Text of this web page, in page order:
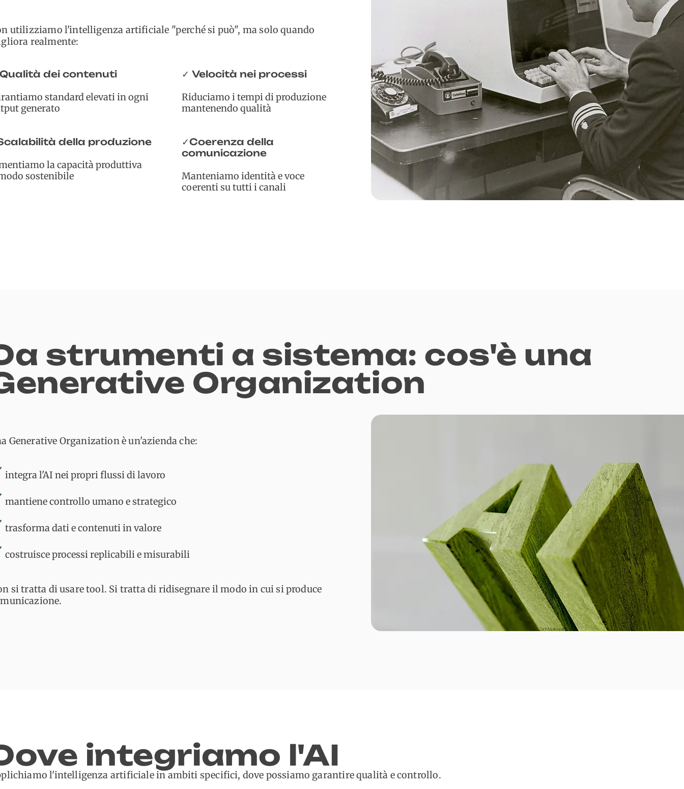
utilizziamo l'intelligenza artificiale "perché si può", ma solo quando
realmente:
Qualità dei contenuti
standard elevati in ogni
generato
✓ Velocità nei processi
Riduciamo i tempi di produzione
mantenendo qualità
della produzione
la capacità produttiva
sostenibile
✓Coerenza della
comunicazione
Manteniamo identità e voce
coerenti su tutti i canali
strumenti a sistema: cos'è una
Organization
Generative Organization è un'azienda che:
integra l'AI nei propri flussi di lavoro
mantiene controllo umano e strategico
trasforma dati e contenuti in valore
costruisce processi replicabili e misurabili
si tratta di usare tool. Si tratta di ridisegnare il modo in cui si produce
integriamo l'AI
l'intelligenza artificiale in ambiti specifici, dove possiamo garantire qualità e controllo.